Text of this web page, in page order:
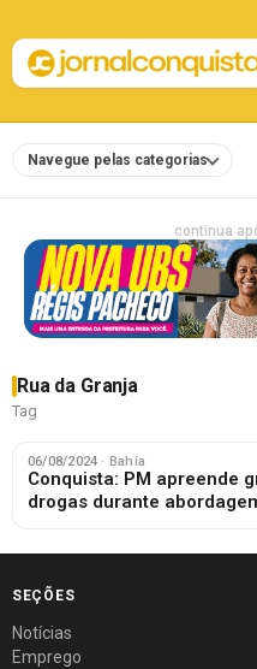
Navegue pelas categorias
continua
Rua da Granja
Tag
06/08/2024 · Bahia
Conquista: PM apreende
drogas durante
SEÇÕES
Notícias
Emprego